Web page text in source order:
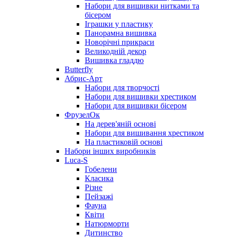
Набори для вишивки нитками та
бісером
Іграшки у пластику
Панорамна вишивка
Новорічні прикраси
Великодній декор
Вишивка гладдю
Butterfly
Абрис-Арт
Набори для творчості
Набори для вишивки хрестиком
Набори для вишивки бісером
ФрузелОк
На дерев'яній основі
Набори для вишивання хрестиком
На пластиковій основі
Набори інших виробників
Luca-S
Гобелени
Класика
Різне
Пейзажі
Фауна
Квіти
Натюрморти
Дитинство